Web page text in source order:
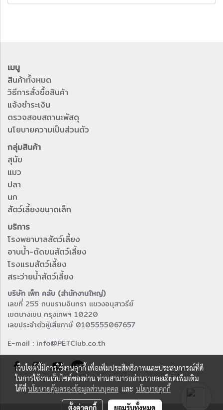
เมนู
สินค้าทั้งหมด
วิธีการสั่งซื้อสินค้า
แจ้งชำระเงิน
ตรวจสอบสถานะพัสดุ
นโยบายความเป็นส่วนตัว
กลุ่มสินค้า
สุนัข
แมว
ปลา
นก
สัตว์เลี้ยงขนาดเล็ก
บริการ
โรงพยาบาลสัตว์เลี้ยง
อาบน้ำ-ตัดขนสัตว์เลี้ยง
โรงแรมสัตว์เลี้ยง
สระว่ายน้ำสัตว์เลี้ยง
บริษัท เพ็ท คลับ (สำนักงานใหญ่)
เลขที่ 255 ถนนรามอินทรา แขวงอนุสาวรีย์
เขตบางเขน กรุงเทพฯ 10220
เลขประจำตัวผู้เสียภาษี 0105555067657
E-mail : info@PETClub.co.th
เว็บไซต์นี้มีการใช้งานคุกกี้ เพื่อเพิ่มประสิทธิภาพและประสบการณ์ที่ดี
ในการใช้งานเว็บไซต์ของท่าน ท่านสามารถอ่านรายละเอียดเพิ่มเติม
ได้ที่นโยบายคุ้มครองข้อมูลส่วนบุคคล และ นโยบายคุกกี้
ตั้งค่าคุกกี้ ยอมรับทั้งหมด